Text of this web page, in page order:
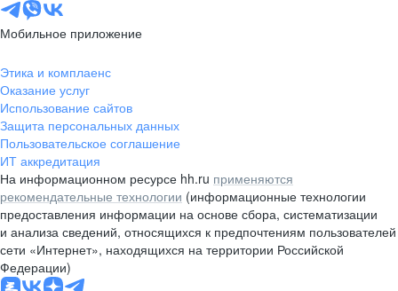
Мобильное приложение
Этика и комплаенс
Оказание услуг
Использование сайтов
Защита персональных данных
Пользовательское соглашение
ИТ аккредитация
На информационном ресурсе hh.ru применяются
рекомендательные технологии (информационные технологии
предоставления информации на основе сбора, систематизации
и анализа сведений, относящихся к предпочтениям пользователей
сети «Интернет», находящихся на территории Российской
Федерации)